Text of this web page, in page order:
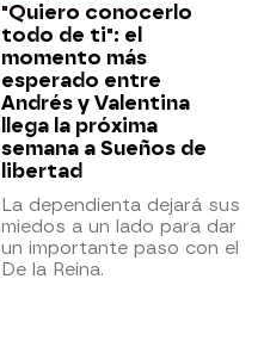
"Quiero conocerlo
todo de ti": el
momento más
esperado entre
Andrés y Valentina
llega la próxima
semana a Sueños de
libertad
La dependienta dejará sus
miedos a un lado para dar
un importante paso con el
De la Reina.